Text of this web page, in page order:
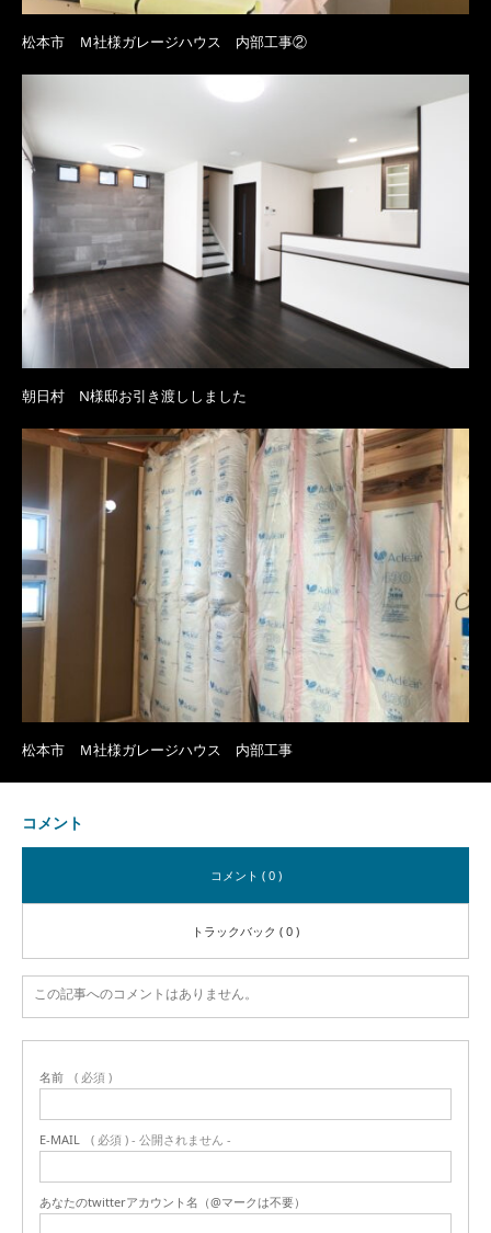
松本市 Ｍ社様ガレージハウス 内部工事②
朝日村 N様邸お引き渡ししました
松本市 Ｍ社様ガレージハウス 内部工事
コメント
コメント ( 0 )
トラックバック ( 0 )
この記事へのコメントはありません。
名前 ( 必須 )
E-MAIL ( 必須 ) - 公開されません -
あなたのtwitterアカウント名（@マークは不要）